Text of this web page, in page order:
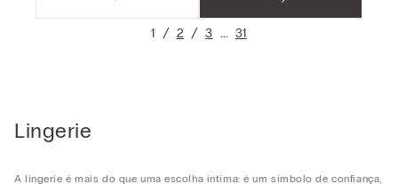
1 2 3 31
Lingerie
A lingerie é mais do que uma escolha íntima: é um símbolo de confiança,